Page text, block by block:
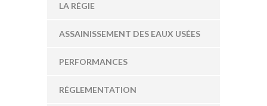
LA RÉGIE
ASSAINISSEMENT DES EAUX USÉES
PERFORMANCES
RÉGLEMENTATION